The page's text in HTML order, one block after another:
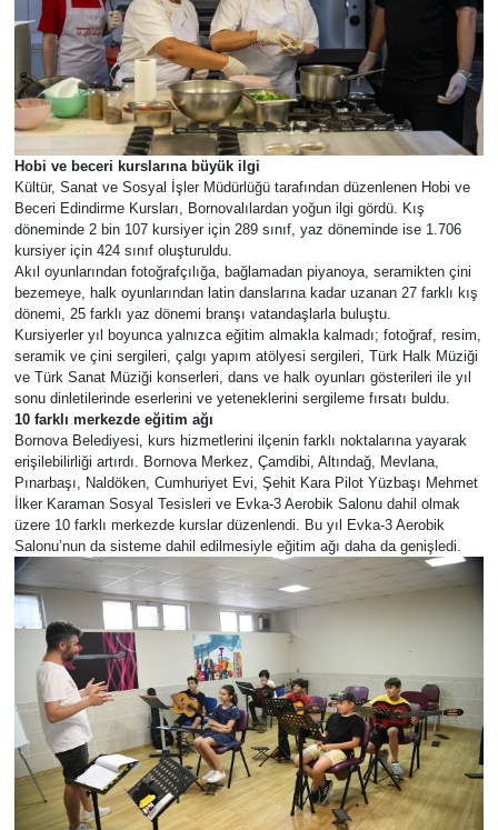
Hobi ve beceri kurslarına büyük ilgi
Kültür, Sanat ve Sosyal İşler Müdürlüğü tarafından düzenlenen Hobi ve
Beceri Edindirme Kursları, Bornovalılardan yoğun ilgi gördü. Kış
döneminde 2 bin 107 kursiyer için 289 sınıf, yaz döneminde ise 1.706
kursiyer için 424 sınıf oluşturuldu.
Akıl oyunlarından fotoğrafçılığa, bağlamadan piyanoya, seramikten çini
bezemeye, halk oyunlarından latin danslarına kadar uzanan 27 farklı kış
dönemi, 25 farklı yaz dönemi branşı vatandaşlarla buluştu.
Kursiyerler yıl boyunca yalnızca eğitim almakla kalmadı; fotoğraf, resim,
seramik ve çini sergileri, çalgı yapım atölyesi sergileri, Türk Halk Müziği
ve Türk Sanat Müziği konserleri, dans ve halk oyunları gösterileri ile yıl
sonu dinletilerinde eserlerini ve yeteneklerini sergileme fırsatı buldu.
10 farklı merkezde eğitim ağı
Bornova Belediyesi, kurs hizmetlerini ilçenin farklı noktalarına yayarak
erişilebilirliği artırdı. Bornova Merkez, Çamdibi, Altındağ, Mevlana,
Pınarbaşı, Naldöken, Cumhuriyet Evi, Şehit Kara Pilot Yüzbaşı Mehmet
İlker Karaman Sosyal Tesisleri ve Evka-3 Aerobik Salonu dahil olmak
üzere 10 farklı merkezde kurslar düzenlendi. Bu yıl Evka-3 Aerobik
Salonu’nun da sisteme dahil edilmesiyle eğitim ağı daha da genişledi.